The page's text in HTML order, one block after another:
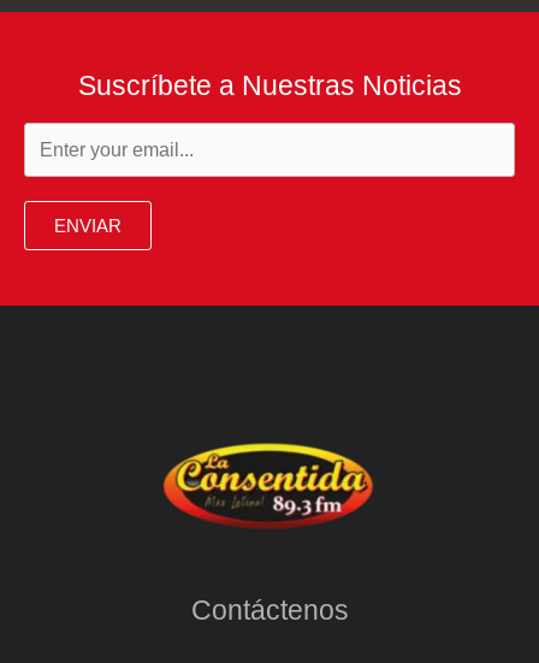
Suscríbete a Nuestras Noticias
ENVIAR
Contáctenos